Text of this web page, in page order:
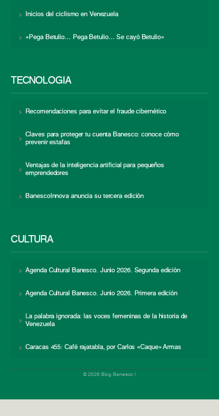
Inicios del ciclismo en Venezuela
«Pega Betulio… Pega Betulio… Se cayó Betulio»
TECNOLOGÍA
Recomendaciones para evitar el fraude cibernético
Claves para proteger tu cuenta Banesco: conoce cómo
prevenir estafas
Ventajas de la inteligencia artificial para pequeños
emprendedores
BanescoInnova anuncia su tercera edición
CULTURA
Agenda Cultural Banesco. Junio 2026. Segunda edición
Agenda Cultural Banesco. Junio 2026. Primera edición
La palabra ignorada: las voces femeninas de la historia de
Venezuela
Caracas 455: Café rajatabla, por Carlos «Caque» Armas
© 2026 Blog Banesco |